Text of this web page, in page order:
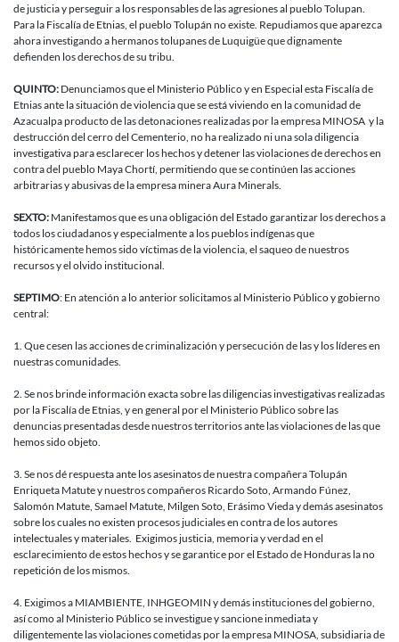
de justicia y perseguir a los responsables de las agresiones al pueblo Tolupan.
Para la Fiscalía de Etnias, el pueblo Tolupán no existe. Repudiamos que aparezca
ahora investigando a hermanos tolupanes de Luquigüe que dignamente
defienden los derechos de su tribu.
QUINTO: Denunciamos que el Ministerio Público y en Especial esta Fiscalía de
Etnias ante la situación de violencia que se está viviendo en la comunidad de
Azacualpa producto de las detonaciones realizadas por la empresa MINOSA y la
destrucción del cerro del Cementerio, no ha realizado ni una sola diligencia
investigativa para esclarecer los hechos y detener las violaciones de derechos en
contra del pueblo Maya Chortí, permitiendo que se continúen las acciones
arbitrarias y abusivas de la empresa minera Aura Minerals.
SEXTO: Manifestamos que es una obligación del Estado garantizar los derechos a
todos los ciudadanos y especialmente a los pueblos indígenas que
históricamente hemos sido víctimas de la violencia, el saqueo de nuestros
recursos y el olvido institucional.
SEPTIMO: En atención a lo anterior solicitamos al Ministerio Público y gobierno
central:
1. Que cesen las acciones de criminalización y persecución de las y los líderes en
nuestras comunidades.
2. Se nos brinde información exacta sobre las diligencias investigativas realizadas
por la Fiscalía de Etnias, y en general por el Ministerio Público sobre las
denuncias presentadas desde nuestros territorios ante las violaciones de las que
hemos sido objeto.
3. Se nos dé respuesta ante los asesinatos de nuestra compañera Tolupán
Enriqueta Matute y nuestros compañeros Ricardo Soto, Armando Fúnez,
Salomón Matute, Samael Matute, Milgen Soto, Erásimo Vieda y demás asesinatos
sobre los cuales no existen procesos judiciales en contra de los autores
intelectuales y materiales. Exigimos justicia, memoria y verdad en el
esclarecimiento de estos hechos y se garantice por el Estado de Honduras la no
repetición de los mismos.
4. Exigimos a MIAMBIENTE, INHGEOMIN y demás instituciones del gobierno,
así como al Ministerio Público se investigue y sancione inmediata y
diligentemente las violaciones cometidas por la empresa MINOSA, subsidiaria de